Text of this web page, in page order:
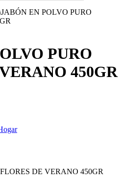
JABÓN EN POLVO PURO
PURO
450GR
DE VERANO 450GR